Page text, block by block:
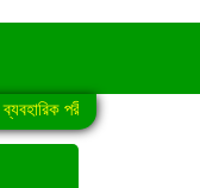
পরীক্ষা-2026 এর সময়সূচি